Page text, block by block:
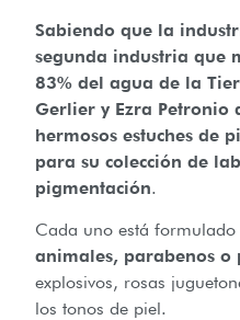
Sabiendo que la
segunda industria que
83% del agua de la
Gerlier y Ezra Petronio
hermosos estuches de
para su colección de
pigmentación.
Cada uno está formulado
animales, parabenos o
explosivos, rosas
los tonos de piel.